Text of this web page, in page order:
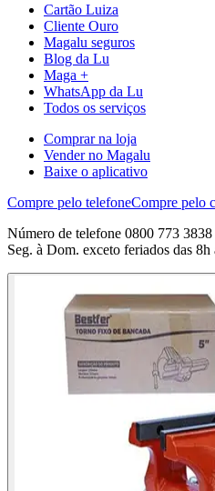
Cartão Luiza
Cliente Ouro
Magalu seguros
Blog da Lu
Maga +
WhatsApp da Lu
Todos os serviços
Comprar na loja
Vender no Magalu
Baixe o aplicativo
Compre pelo telefoneCompre pelo
Número de telefone 0800 773 3838
Seg. à Dom. exceto feriados das 8h